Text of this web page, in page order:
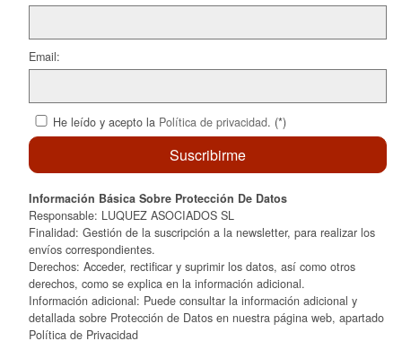
Email:
He leído y acepto la Política de privacidad. (*)
Información Básica Sobre Protección De Datos
Responsable: LUQUEZ ASOCIADOS SL
Finalidad: Gestión de la suscripción a la newsletter, para realizar los
envíos correspondientes.
Derechos: Acceder, rectificar y suprimir los datos, así como otros
derechos, como se explica en la información adicional.
Información adicional: Puede consultar la información adicional y
detallada sobre Protección de Datos en nuestra página web, apartado
Política de Privacidad